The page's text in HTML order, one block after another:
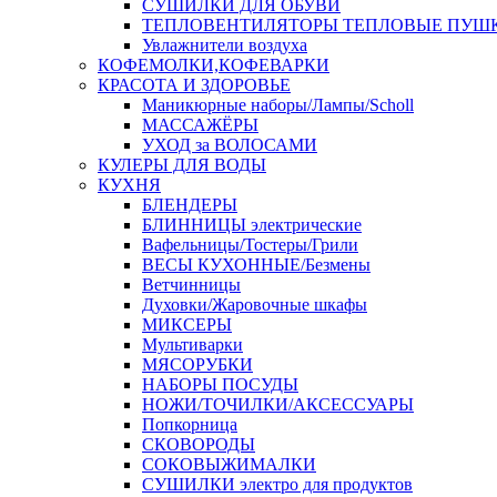
СУШИЛКИ ДЛЯ ОБУВИ
ТЕПЛОВЕНТИЛЯТОРЫ ТЕПЛОВЫЕ
Увлажнители воздуха
КОФЕМОЛКИ,КОФЕВАРКИ
КРАСОТА И ЗДОРОВЬЕ
Маникюрные наборы/Лампы/Scholl
МАССАЖЁРЫ
УХОД за ВОЛОСАМИ
КУЛЕРЫ ДЛЯ ВОДЫ
КУХНЯ
БЛЕНДЕРЫ
БЛИННИЦЫ электрические
Вафельницы/Тостеры/Грили
ВЕСЫ КУХОННЫЕ/Безмены
Ветчинницы
Духовки/Жаровочные шкафы
МИКСЕРЫ
Мультиварки
МЯСОРУБКИ
НАБОРЫ ПОСУДЫ
НОЖИ/ТОЧИЛКИ/АКСЕССУАРЫ
Попкорница
СКОВОРОДЫ
СОКОВЫЖИМАЛКИ
СУШИЛКИ электро для продуктов